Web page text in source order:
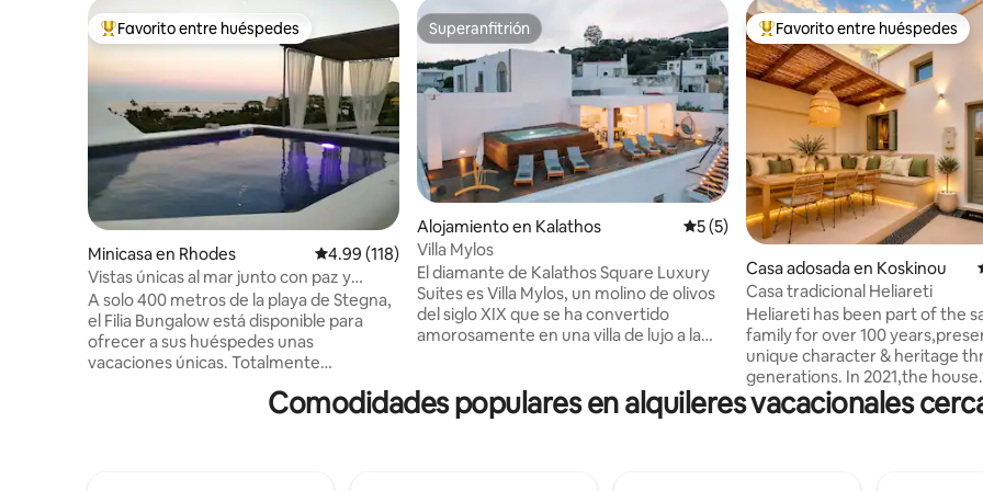
Favorito entre huéspedes preferido
Favorito entre huéspedes
Minicasa en Rhodes Calificación promedio: 4.99 de 5, 118 reseñas
4.99 (118)
Vistas únicas al mar junto con paz y
privacidad.
A solo 400 metros de la playa de Stegna,
el Filia Bungalow está disponible para
ofrecer a sus huéspedes unas
vacaciones únicas. Totalmente
aparcamiento gratuito en la propiedad.
Superanfitrión
Superanfitrión
Alojamiento en Kalathos Calificación promedio: 5 de 5, 5 reseñas
5 (5)
Villa Mylos
El diamante de Kalathos Square Luxury
Suites es Villa Mylos, un molino de olivos
del siglo XIX que se ha convertido
amorosamente en una villa de lujo a la
original. La prensa de aceitunas es un
edificio largo con arcos en los que
Favorito entre huéspedes
Favorito entre huéspedes
Casa adosada en Koskinou
Casa tradicional Heliareti
Heliareti has been part of the
family for over 100
unique character & heritage
generations. In 2021,the house
underwent a complete
distinguished team of
Comodidades populares en alquileres vacacionales